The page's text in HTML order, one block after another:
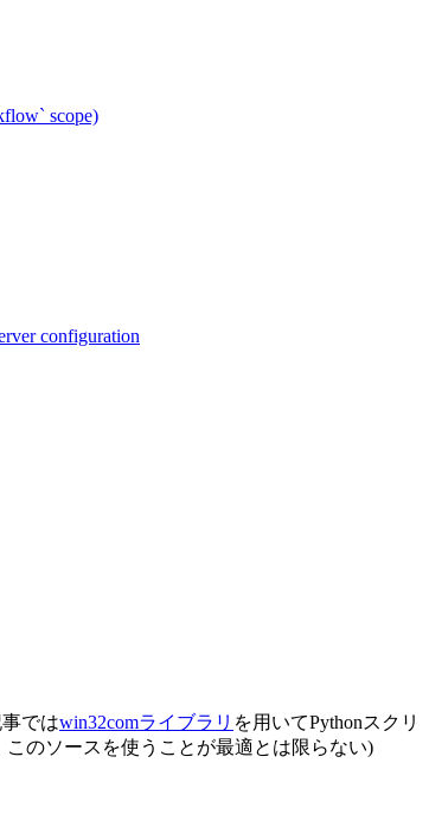
scope)
configuration
ではwin32comライブラリ を用いてPythonスクリ
のソースを使うことが最適とは限らない)